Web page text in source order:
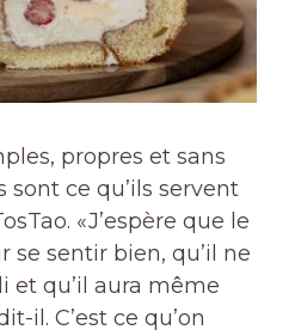
propres et sans
ce qu’ils servent
«J’espère que le
se sentir bien, qu’il ne
et qu’il aura même
il. C’est ce qu’on